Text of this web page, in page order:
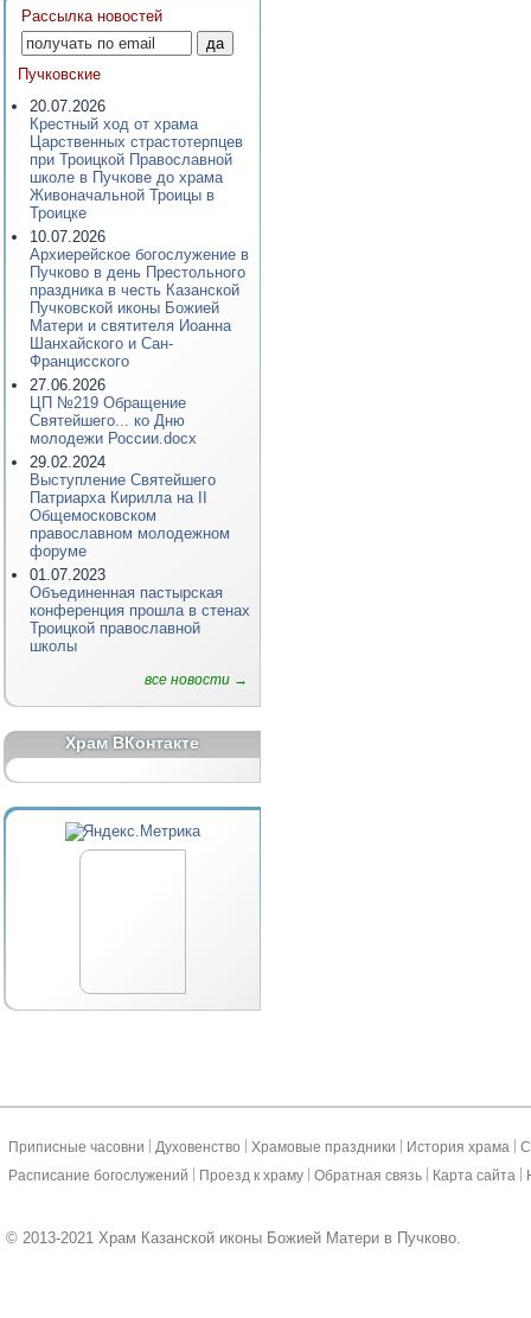
Рассылка новостей
Пучковские
20.07.2026
Крестный ход от храма
Царственных страстотерпцев
при Троицкой Православной
школе в Пучкове до храма
Живоначальной Троицы в
Троицке
10.07.2026
Архиерейское богослужение в
Пучково в день Престольного
праздника в честь Казанской
Пучковской иконы Божией
Матери и святителя Иоанна
Шанхайского и Сан-
Францисского
27.06.2026
ЦП №219 Обращение
Святейшего... ко Дню
молодежи России.docx
29.02.2024
Выступление Святейшего
Патриарха Кирилла на II
Общемосковском
православном молодежном
форуме
01.07.2023
Объединенная пастырская
конференция прошла в стенах
Троицкой православной
школы
все новости →
Храм ВКонтакте
Приписные часовни Духовенство Храмовые праздники История храма
Расписание богослужений
Проезд к храму Обратная связь Карта сайта
© 2013-2021 Храм Казанской иконы Божией Матери в Пучково.